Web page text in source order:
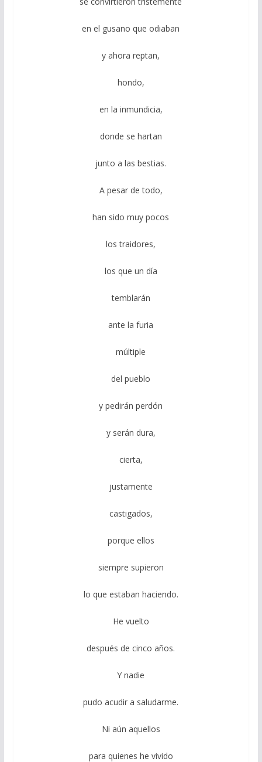
en el gusano que odiaban
y ahora reptan,
hondo,
en la inmundicia,
donde se hartan
junto a las bestias.
A pesar de todo,
han sido muy pocos
los traidores,
los que un día
temblarán
ante la furia
múltiple
del pueblo
y pedirán perdón
y serán dura,
cierta,
justamente
castigados,
porque ellos
siempre supieron
lo que estaban haciendo.
He vuelto
después de cinco años.
Y nadie
pudo acudir a saludarme.
Ni aún aquellos
para quienes he vivido